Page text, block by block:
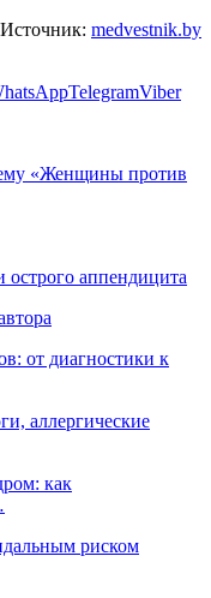
Источник: medvestnik.by
TelegramViber
«Женщины против
острого аппендицита
от диагностики к
аллергические
как
риском